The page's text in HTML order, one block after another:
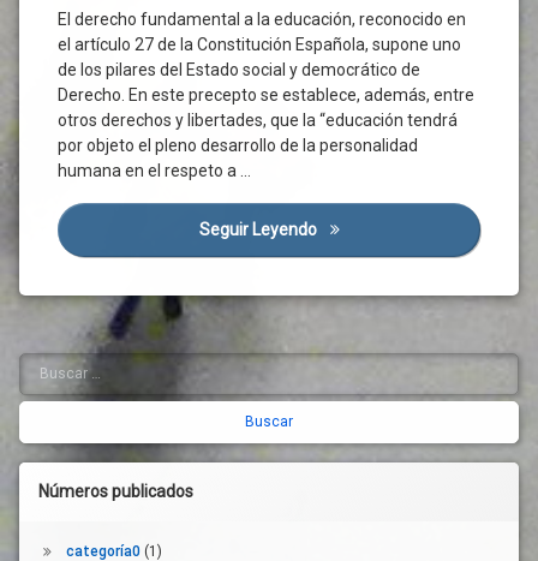
El derecho fundamental a la educación, reconocido en
el artículo 27 de la Constitución Española, supone uno
de los pilares del Estado social y democrático de
Derecho. En este precepto se establece, además, entre
otros derechos y libertades, que la “educación tendrá
por objeto el pleno desarrollo de la personalidad
humana en el respeto a …
Seguir Leyendo El Valor De Estudiar En
Barra
lateral
derecha
Buscar:
Números publicados
categoría0(1)